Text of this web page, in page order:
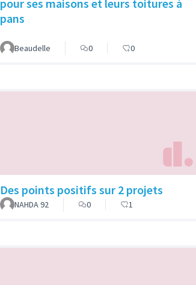
pour ses maisons et leurs toitures à
pans
Beaudelle 0 0
Des points positifs sur 2 projets
NAHDA 92 0 1